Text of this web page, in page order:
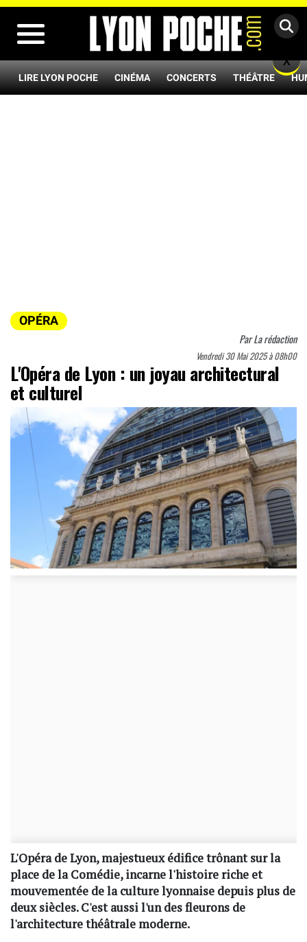
LIRE LYON POCHE CINÉMA CONCERTS THÉÂTRE
OPÉRA
ParLa rédaction
Vendredi 30 Mai 2025 à 08h00
L'Opéra de Lyon : un joyau architectural
et culturel
L'Opéra de Lyon, majestueux édifice trônant sur la
place de la Comédie, incarne l'histoire riche et
mouvementée de la culture lyonnaise depuis plus de
deux siècles. C'est aussi l'un des fleurons de
l'architecture théâtrale moderne.
X